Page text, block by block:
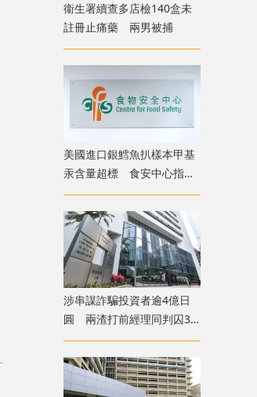
衞生署續查多店檢140盒未
註冊止痛藥 兩男被捕
美國進口銀鱈魚扒樣本甲基
汞含量超標 食安中心指令
下架
涉串謀詐騙投資者逾4億日
圓 兩渣打前經理同判囚3
年